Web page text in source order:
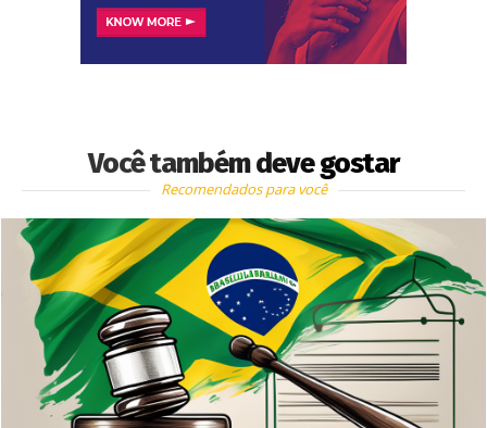
Você também deve gostar
Recomendados para você